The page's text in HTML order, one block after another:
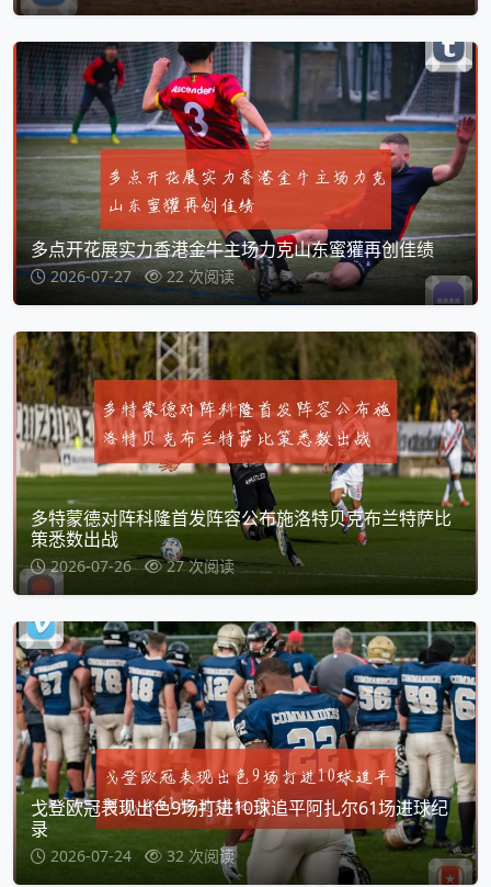
多点开花展实力香港金牛主场力克山东蜜獾再创佳绩
2026-07-27 22 次阅读
多特蒙德对阵科隆首发阵容公布施洛特贝克布兰特萨比
策悉数出战
2026-07-26 27 次阅读
戈登欧冠表现出色9场打进10球追平阿扎尔61场进球纪
录
2026-07-24 32 次阅读